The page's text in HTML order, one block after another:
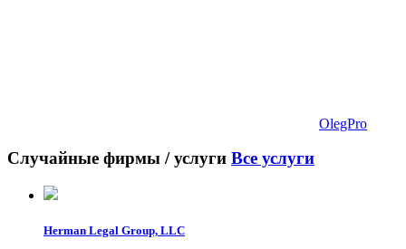
OlegPro
Случайные фирмы / услуги Все услуги
Herman Legal Group, LLC